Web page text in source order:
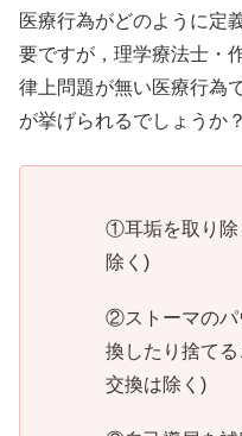
医療行為がどのように定
要ですが，理学療法士・
律上問題が無い医療行為
が挙げられるでしょうか？
①耳垢を取り除
除く)
②ストーマのパ
換したり捨て
交換は除く)